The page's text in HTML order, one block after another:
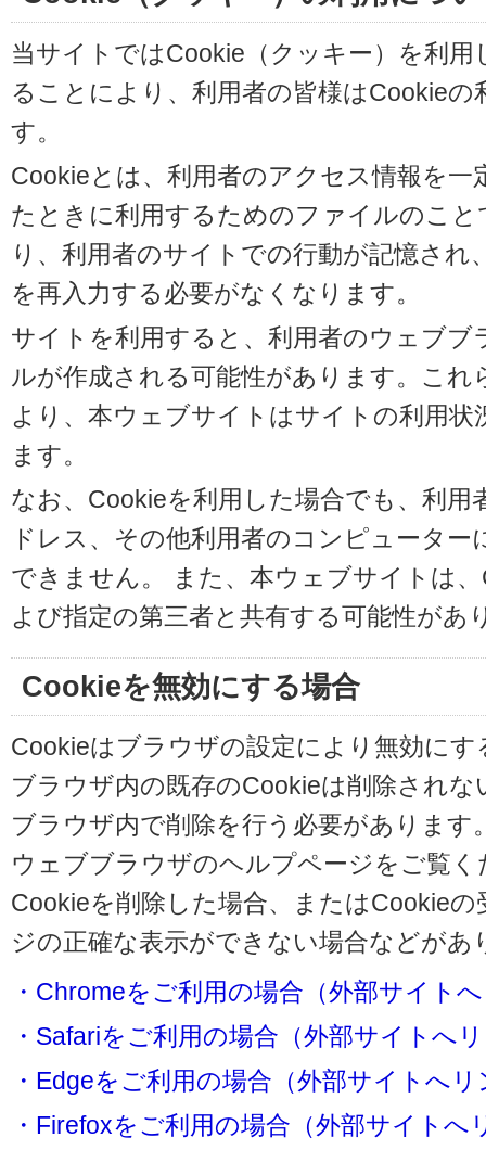
当サイトではCookie（クッキー）を利
ることにより、利用者の皆様はCookie
す。
Cookieとは、利用者のアクセス情報を
たときに利用するためのファイルのこ
り、利用者のサイトでの行動が記憶さ
を再入力する必要がなくなります。
サイトを利用すると、利用者のウェブ
ルが作成される可能性があります。こ
より、本ウェブサイトはサイトの利用
ます。
なお、Cookieを利用した場合でも、利用
ドレス、その他利用者のコンピュータ
できません。 また、本ウェブサイトは
よび指定の第三者と共有する可能性があ
Cookieを無効にする場合
Cookieはブラウザの設定により無効に
ブラウザ内の既存のCookieは削除され
ブラウザ内で削除を行う必要があります
ウェブブラウザのヘルプページをご覧く
Cookieを削除した場合、またはCookie
ジの正確な表示ができない場合などが
・Chromeをご利用の場合（外部サイト
・Safariをご利用の場合（外部サイトへ
・Edgeをご利用の場合（外部サイトへリ
・Firefoxをご利用の場合（外部サイトへ